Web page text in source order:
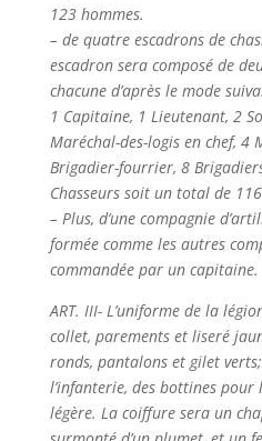
123 hommes.
– de quatre escadrons de
escadron sera composé de
chacune d’après le mode
1 Capitaine, 1 Lieutenant, 2
Maréchal-des-logis en chef, 4
Brigadier-fourrier, 8
Chasseurs soit un total de
– Plus, d’une compagnie
formée comme les autres
commandée par un capitaine.
ART. III- L’uniforme de la
collet, parements et liseré
ronds, pantalons et gilet
l’infanterie, des bottines pour
légère. La coiffure sera un